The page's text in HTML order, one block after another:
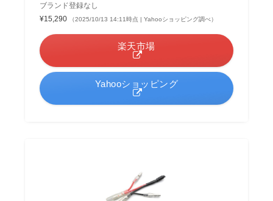
ブランド登録なし
¥15,290
（2025/10/13 14:11時点 | Yahooショッピング調べ）
楽天市場
Yahooショッピング